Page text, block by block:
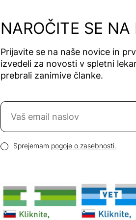
Alga Maris
Algea
Algena
Alhydran
Alkaloid
Allergika
Allergodil
Allpresan
Alter
Heideschäfer
Amos Vital
NAROČITE SE NA
Prijavite se na naše novice in
izvedeli za novosti v spletni
prebrali zanimive članke.
Naročite se na novice
Pogoji zasebnosti
Sprejemam pogoje o zasebnosti.